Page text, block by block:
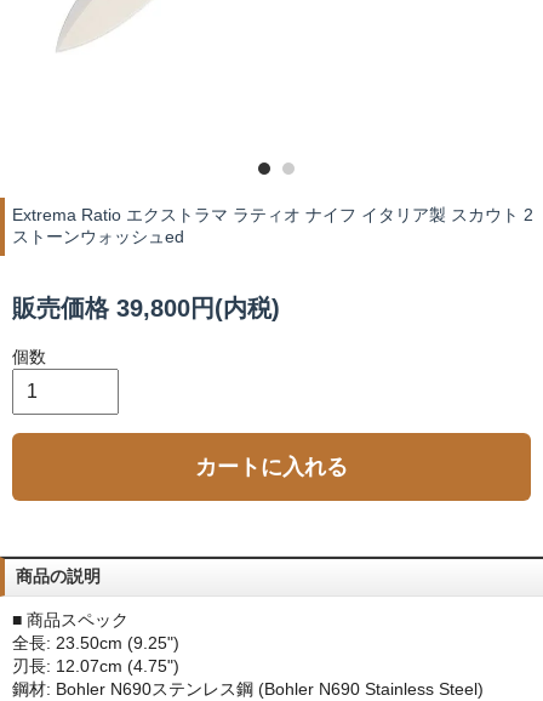
Extrema Ratio エクストラマ ラティオ ナイフ イタリア製 スカウト 2
ストーンウォッシュed
販売価格 39,800円(内税)
個数
カートに入れる
商品の説明
■ 商品スペック
全長: 23.50cm (9.25")
刃長: 12.07cm (4.75")
鋼材: Bohler N690ステンレス鋼 (Bohler N690 Stainless Steel)